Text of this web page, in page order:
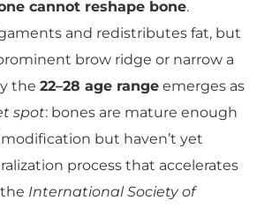
cannot reshape bone.
and redistributes fat, but
brow ridge or narrow a
the 22–28 age range emerges as
spot: bones are mature enough
but haven’t yet
process that accelerates
International Society of